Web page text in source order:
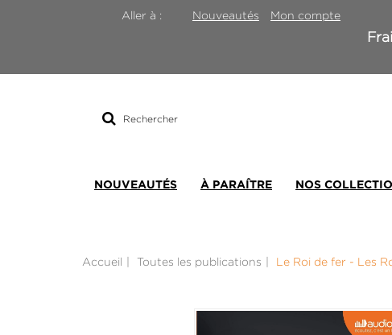
Aller à : Nouveautés Mon compte
Rechercher
NOUVEAUTÉS À PARAÎTRE NOS
Accueil Toutes les publications Le Roi de fer - Les